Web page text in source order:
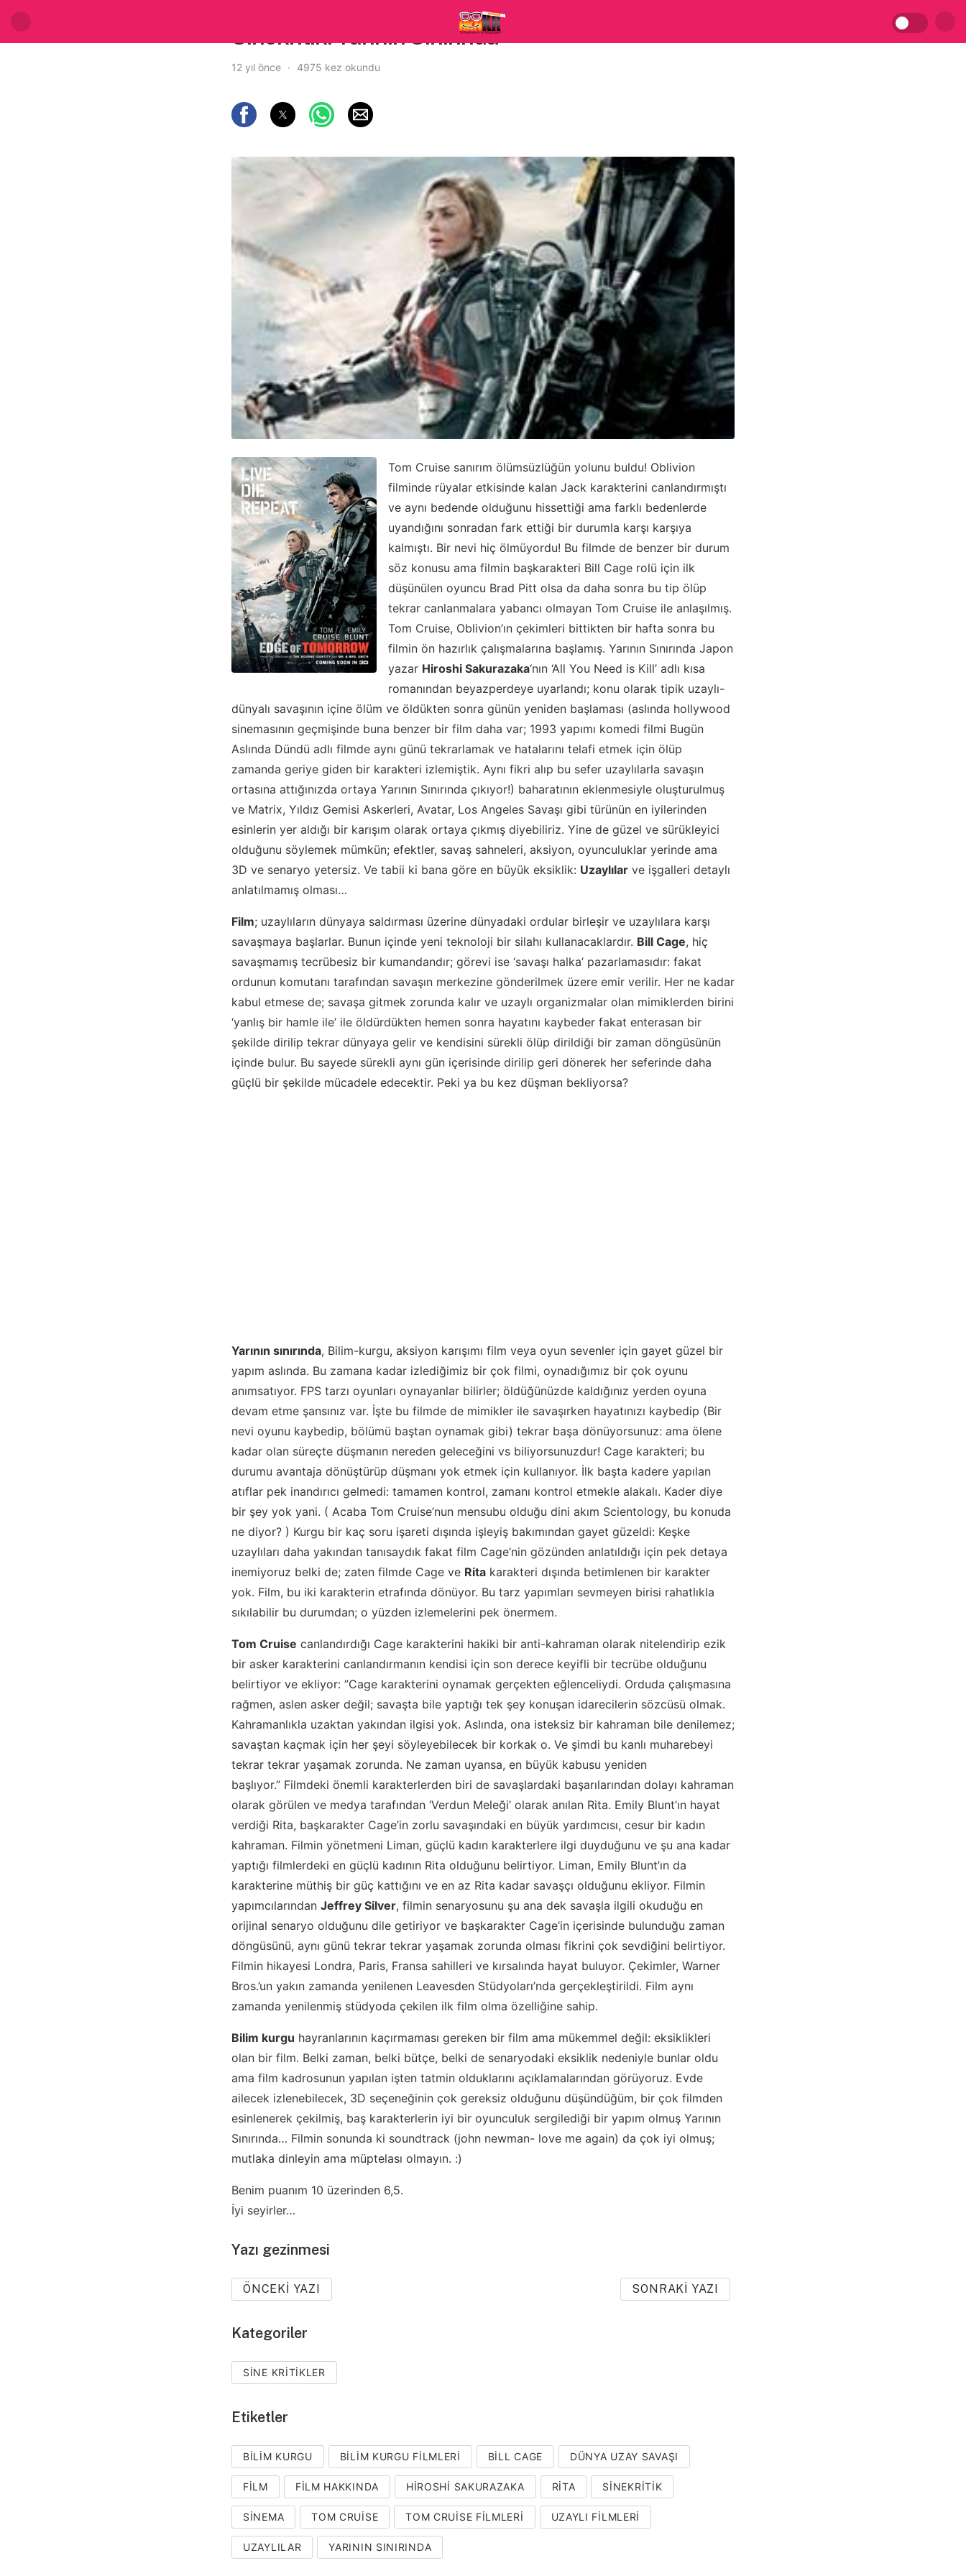
Sinekritik: Yarının Sınırında
12 yıl önce 4975 kez okundu
Tom Cruise sanırım ölümsüzlüğün yolunu buldu! Oblivion
filminde rüyalar etkisinde kalan Jack karakterini canlandırmıştı
ve aynı bedende olduğunu hissettiği ama farklı bedenlerde
uyandığını sonradan fark ettiği bir durumla karşı karşıya
kalmıştı. Bir nevi hiç ölmüyordu! Bu filmde de benzer bir durum
söz konusu ama filmin başkarakteri Bill Cage rolü için ilk
düşünülen oyuncu Brad Pitt olsa da daha sonra bu tip ölüp
tekrar canlanmalara yabancı olmayan Tom Cruise ile anlaşılmış.
Tom Cruise, Oblivion’ın çekimleri bittikten bir hafta sonra bu
filmin ön hazırlık çalışmalarına başlamış. Yarının Sınırında Japon
yazar Hiroshi Sakurazaka‘nın ‘All You Need is Kill’ adlı kısa
romanından beyazperdeye uyarlandı; konu olarak tipik uzaylı-
dünyalı savaşının içine ölüm ve öldükten sonra günün yeniden başlaması (aslında hollywood
sinemasının geçmişinde buna benzer bir film daha var; 1993 yapımı komedi filmi Bugün
Aslında Dündü adlı filmde aynı günü tekrarlamak ve hatalarını telafi etmek için ölüp
zamanda geriye giden bir karakteri izlemiştik. Aynı fikri alıp bu sefer uzaylılarla savaşın
ortasına attığınızda ortaya Yarının Sınırında çıkıyor!) baharatının eklenmesiyle oluşturulmuş
ve Matrix, Yıldız Gemisi Askerleri, Avatar, Los Angeles Savaşı gibi türünün en iyilerinden
esinlerin yer aldığı bir karışım olarak ortaya çıkmış diyebiliriz. Yine de güzel ve sürükleyici
olduğunu söylemek mümkün; efektler, savaş sahneleri, aksiyon, oyunculuklar yerinde ama
3D ve senaryo yetersiz. Ve tabii ki bana göre en büyük eksiklik: Uzaylılar ve işgalleri detaylı
anlatılmamış olması…
Film; uzaylıların dünyaya saldırması üzerine dünyadaki ordular birleşir ve uzaylılara karşı
savaşmaya başlarlar. Bunun içinde yeni teknoloji bir silahı kullanacaklardır. Bill Cage, hiç
savaşmamış tecrübesiz bir kumandandır; görevi ise ‘savaşı halka’ pazarlamasıdır: fakat
ordunun komutanı tarafından savaşın merkezine gönderilmek üzere emir verilir. Her ne kadar
kabul etmese de; savaşa gitmek zorunda kalır ve uzaylı organizmalar olan mimiklerden birini
‘yanlış bir hamle ile’ ile öldürdükten hemen sonra hayatını kaybeder fakat enterasan bir
şekilde dirilip tekrar dünyaya gelir ve kendisini sürekli ölüp dirildiği bir zaman döngüsünün
içinde bulur. Bu sayede sürekli aynı gün içerisinde dirilip geri dönerek her seferinde daha
güçlü bir şekilde mücadele edecektir. Peki ya bu kez düşman bekliyorsa?
Yarının sınırında, Bilim-kurgu, aksiyon karışımı film veya oyun sevenler için gayet güzel bir
yapım aslında. Bu zamana kadar izlediğimiz bir çok filmi, oynadığımız bir çok oyunu
anımsatıyor. FPS tarzı oyunları oynayanlar bilirler; öldüğünüzde kaldığınız yerden oyuna
devam etme şansınız var. İşte bu filmde de mimikler ile savaşırken hayatınızı kaybedip (Bir
nevi oyunu kaybedip, bölümü baştan oynamak gibi) tekrar başa dönüyorsunuz: ama ölene
kadar olan süreçte düşmanın nereden geleceğini vs biliyorsunuzdur! Cage karakteri; bu
durumu avantaja dönüştürüp düşmanı yok etmek için kullanıyor. İlk başta kadere yapılan
atıflar pek inandırıcı gelmedi: tamamen kontrol, zamanı kontrol etmekle alakalı. Kader diye
bir şey yok yani. ( Acaba Tom Cruise’nun mensubu olduğu dini akım Scientology, bu konuda
ne diyor? ) Kurgu bir kaç soru işareti dışında işleyiş bakımından gayet güzeldi: Keşke
uzaylıları daha yakından tanısaydık fakat film Cage’nin gözünden anlatıldığı için pek detaya
inemiyoruz belki de; zaten filmde Cage ve Rita karakteri dışında betimlenen bir karakter
yok. Film, bu iki karakterin etrafında dönüyor. Bu tarz yapımları sevmeyen birisi rahatlıkla
sıkılabilir bu durumdan; o yüzden izlemelerini pek önermem.
Tom Cruise canlandırdığı Cage karakterini hakiki bir anti-kahraman olarak nitelendirip ezik
bir asker karakterini canlandırmanın kendisi için son derece keyifli bir tecrübe olduğunu
belirtiyor ve ekliyor: ”Cage karakterini oynamak gerçekten eğlenceliydi. Orduda çalışmasına
rağmen, aslen asker değil; savaşta bile yaptığı tek şey konuşan idarecilerin sözcüsü olmak.
Kahramanlıkla uzaktan yakından ilgisi yok. Aslında, ona isteksiz bir kahraman bile denilemez;
savaştan kaçmak için her şeyi söyleyebilecek bir korkak o. Ve şimdi bu kanlı muharebeyi
tekrar tekrar yaşamak zorunda. Ne zaman uyansa, en büyük kabusu yeniden
başlıyor.” Filmdeki önemli karakterlerden biri de savaşlardaki başarılarından dolayı kahraman
olarak görülen ve medya tarafından ‘Verdun Meleği’ olarak anılan Rita. Emily Blunt’ın hayat
verdiği Rita, başkarakter Cage’in zorlu savaşındaki en büyük yardımcısı, cesur bir kadın
kahraman. Filmin yönetmeni Liman, güçlü kadın karakterlere ilgi duyduğunu ve şu ana kadar
yaptığı filmlerdeki en güçlü kadının Rita olduğunu belirtiyor. Liman, Emily Blunt’ın da
karakterine müthiş bir güç kattığını ve en az Rita kadar savaşçı olduğunu ekliyor. Filmin
yapımcılarından Jeffrey Silver, filmin senaryosunu şu ana dek savaşla ilgili okuduğu en
orijinal senaryo olduğunu dile getiriyor ve başkarakter Cage’in içerisinde bulunduğu zaman
döngüsünü, aynı günü tekrar tekrar yaşamak zorunda olması fikrini çok sevdiğini belirtiyor.
Filmin hikayesi Londra, Paris, Fransa sahilleri ve kırsalında hayat buluyor. Çekimler, Warner
Bros.’un yakın zamanda yenilenen Leavesden Stüdyoları’nda gerçekleştirildi. Film aynı
zamanda yenilenmiş stüdyoda çekilen ilk film olma özelliğine sahip.
Bilim kurgu hayranlarının kaçırmaması gereken bir film ama mükemmel değil: eksiklikleri
olan bir film. Belki zaman, belki bütçe, belki de senaryodaki eksiklik nedeniyle bunlar oldu
ama film kadrosunun yapılan işten tatmin olduklarını açıklamalarından görüyoruz. Evde
ailecek izlenebilecek, 3D seçeneğinin çok gereksiz olduğunu düşündüğüm, bir çok filmden
esinlenerek çekilmiş, baş karakterlerin iyi bir oyunculuk sergilediği bir yapım olmuş Yarının
Sınırında… Filmin sonunda ki soundtrack (john newman- love me again) da çok iyi olmuş;
mutlaka dinleyin ama müptelası olmayın. :)
Benim puanım 10 üzerinden 6,5.
İyi seyirler…
Yazı gezinmesi
ÖNCEKI YAZI SONRAKI YAZI
Kategoriler
SINE KRITIKLER
Etiketler
BILIM KURGU BILIM KURGU FILMLERI BILL CAGE DÜNYA UZAY SAVAŞI
FILM FILM HAKKINDA HIROSHI SAKURAZAKA RITA SINEKRITIK
SINEMA TOM CRUISE TOM CRUISE FILMLERI UZAYLI FILMLERI
UZAYLILAR YARININ SINIRINDA